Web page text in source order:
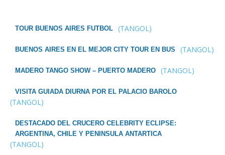
TOUR BUENOS AIRES FUTBOL (TANGOL)
BUENOS AIRES EN EL MEJOR CITY TOUR EN BUS (TANGOL)
MADERO TANGO SHOW – PUERTO MADERO (TANGOL)
VISITA GUIADA DIURNA POR EL PALACIO BAROLO
(TANGOL)
DESTACADO DEL CRUCERO CELEBRITY ECLIPSE:
ARGENTINA, CHILE Y PENINSULA ANTARTICA
(TANGOL)